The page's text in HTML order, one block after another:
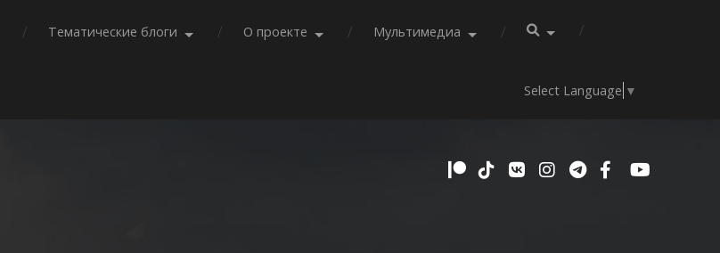
Тематические блоги О проекте Мультимедиа
Select Language ▼